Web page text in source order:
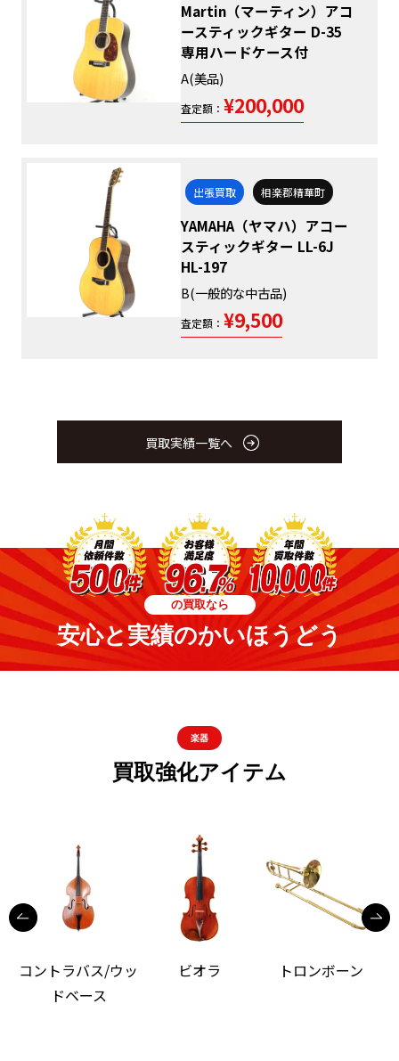
Martin（マーティン）アコ
ースティックギター D-35
専用ハードケース付
A(美品)
査定額： ¥200,000
出張買取 相楽郡精華町
YAMAHA（ヤマハ）アコー
スティックギター LL-6J
HL-197
B(一般的な中古品)
査定額： ¥9,500
買取実績一覧へ
の買取なら
安心と実績のかいほうどう
楽器
買取強化アイテム
コントラバス/ウッ
ドベース
ビオラ トロンボーン